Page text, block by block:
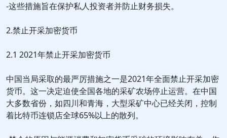
-这些措施旨在保护私人投资者并防止财务损失。
2.禁止开采加密货币
2.1 2021年禁止开采加密货币
中国当局采取的最严厉措施之一是2021年全面禁止开采加密
货币。这一决定迫使全国各地的采矿农场停止运营。在中国
大多数省份，如四川和青海，大型采矿中心已经关闭，控制
着比特币连锁店全球65%以上的散列。